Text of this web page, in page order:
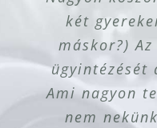
két
máskor?)
ügyintézését
Ami nagyon
nem
Vasas
Elek
Bagó